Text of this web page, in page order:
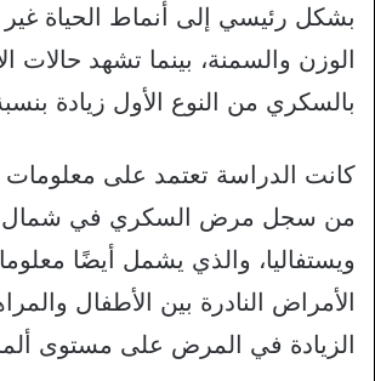
بشكل رئيسي إلى أنماط الحياة غير
الوزن والسمنة، بينما تشهد حالات
بالسكري من النوع الأول زيادة بنسبة
كانت الدراسة تعتمد على معلومات
من سجل مرض السكري في شمال
ويستفاليا، والذي يشمل أيضًا
الأمراض النادرة بين الأطفال
الزيادة في المرض على مستوى